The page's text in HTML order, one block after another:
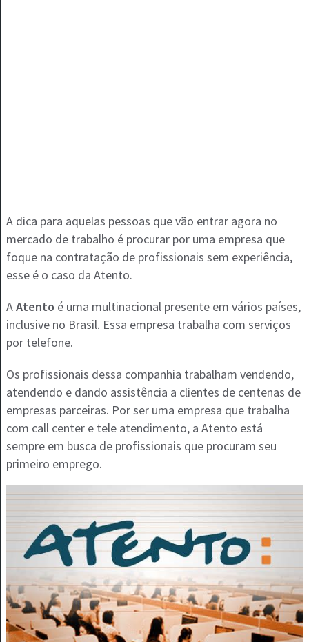
A dica para aquelas pessoas que vão entrar agora no
mercado de trabalho é procurar por uma empresa que
foque na contratação de profissionais sem experiência,
esse é o caso da Atento.
AAtento é uma multinacional presente em vários países,
inclusive no Brasil. Essa empresa trabalha com serviços
por telefone.
Os profissionais dessa companhia trabalham vendendo,
atendendo e dando assistência a clientes de centenas de
empresas parceiras. Por ser uma empresa que trabalha
com call center e tele atendimento, a Atento está
sempre em busca de profissionais que procuram seu
primeiro emprego.